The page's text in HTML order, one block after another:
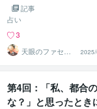
記事
占い
3
天眼のファセッ
ト
第4回：「私、都合
な？」と思ったとき